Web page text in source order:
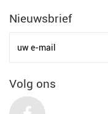
Nieuwsbrief
Volg ons